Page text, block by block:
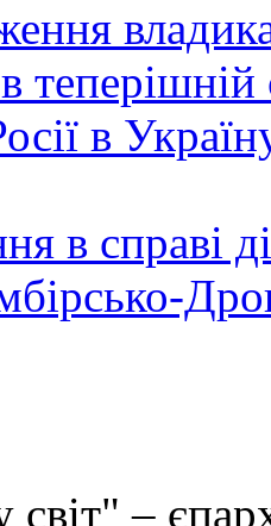
теперішній
в
в справі
–